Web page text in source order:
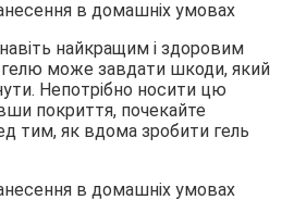
найкращим і здоровим
гелю може завдати шкоди, який
Непотрібно носити цю
покриття, почекайте
тим, як вдома зробити гель